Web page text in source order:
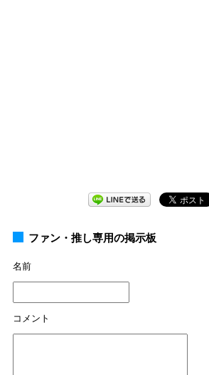
ファン・推し専用の掲示板
名前
コメント